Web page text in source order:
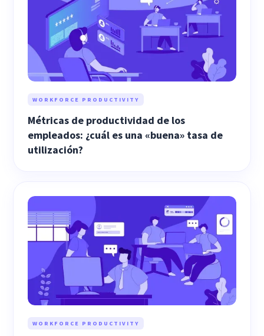
WORKFORCE PRODUCTIVITY
Métricas de productividad de los
empleados: ¿cuál es una «buena» tasa de
utilización?
WORKFORCE PRODUCTIVITY